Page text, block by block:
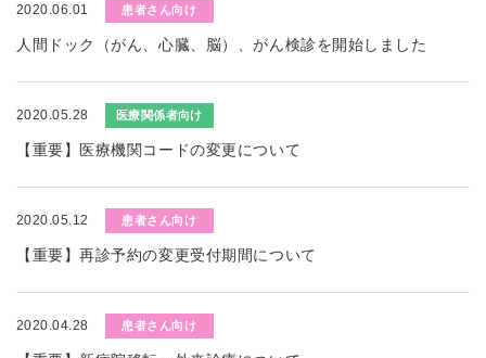
2020.06.01 患者さん向け
人間ドック（がん、心臓、脳）、がん検診を開始しました
2020.05.28 医療関係者向け
【重要】医療機関コードの変更について
2020.05.12 患者さん向け
【重要】再診予約の変更受付期間について
2020.04.28 患者さん向け